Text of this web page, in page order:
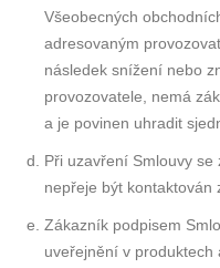
Všeobecných
adresovaným
následek snížení nebo
provozovatele, nemá
a je povinen uhradit
Při uzavření Smlouvy
nepřeje být kontaktován
Zákazník podpisem
uveřejnění v